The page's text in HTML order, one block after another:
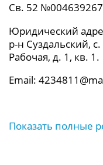
Св. 52 №004639267
Юридический
р-н Суздальский,
Рабочая, д. 1, кв. 1.
Email:
Показать полные